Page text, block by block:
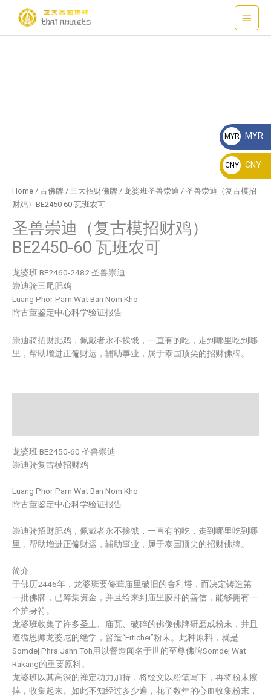
Main
Menu
Home / 古佛牌 / 三大招财佛牌 / 龙婆班圣兽崇迪 / 圣兽崇迪（复古模招
财鸡）BE2450-60 瓦班农可
圣兽崇迪（复古模招财鸡）
BE2450-60 瓦班农可
龙婆班 BE2460-2482 圣兽崇迪
崇迪骑三尾肥鸡
Luang Phor Parn Wat Ban Nom Kho
附古董鉴定中心科学验证报告
崇迪骑招财肥鸡，佩戴者永不挨饿，一直有的吃，走到哪里吃到哪
里，帮助增进正偏财运，辅助事业，属于泰国顶尖的招财佛牌。
龙婆班 BE2450-60 圣兽崇迪
崇迪骑复古模招财鸡
Luang Phor Parn Wat Ban Nom Kho
附古董鉴定中心科学验证报告
崇迪骑招财肥鸡，佩戴者永不挨饿，一直有的吃，走到哪里吃到哪
里，帮助增进正偏财运，辅助事业，属于泰国顶尖的招财佛牌。
简介:
于佛历2446年，龙婆班要修葺庙里破旧的舍利塔，而决定铸造第
一批佛牌，已筹集资金，并且给来到庙里膜拜的善信，能够拥有一
个护身符。
龙婆班收集了许多圣土、庙瓦、破碎的佛像佛牌研磨成粉末，并且
遵循恩师龙婆尼的绝学，督造“Eitichei”粉末。此种原料，就是
Somdej Phra Jahn Toh用以督造闻名于世的至尊佛牌Somdej Wat
Rakang的重要原料。
龙婆班以其高深的禅定功力加持，将经文以粉笔写下，再将粉末擦
掉，收集起来。如此不知经过多少遍，花了数年的心血收集粉末，
MYR
RM
MYR
CNY
¥
CNY